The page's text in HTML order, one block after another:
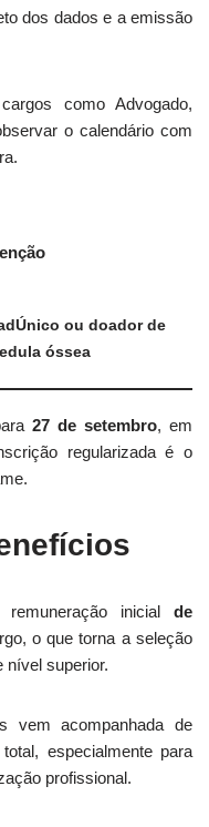
dos dados e a emissão
como Advogado,
o calendário com
ou doador de
óssea
27 de setembro, em
regularizada é o
inicial de
o que torna a seleção
nível superior.
vem acompanhada de
especialmente para
profissional.